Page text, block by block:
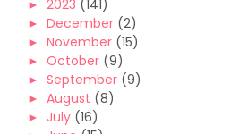
► 2023 (141)
► December (2)
► November (15)
► October (9)
► September (9)
► August (8)
► July (16)